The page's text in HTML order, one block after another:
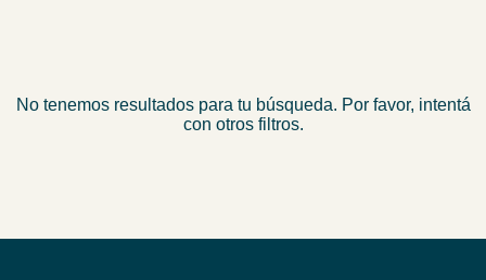
No tenemos resultados para tu búsqueda. Por favor, intentá
con otros filtros.